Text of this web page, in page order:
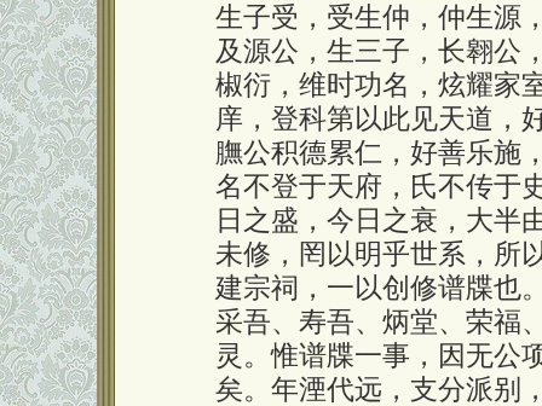
生子受，受生仲，仲生源
及源公，生三子，长翱公
椒衍，维时功名，炫耀家
庠，登科第以此见天道，
膴公积德累仁，好善乐施
名不登于天府，氏不传于
日之盛，今日之衰，大半
未修，罔以明乎世系，所
建宗祠，一以创修谱牒也
采吾、寿吾、炳堂、荣福
灵。惟谱牒一事，因无公
矣。年湮代远，支分派别